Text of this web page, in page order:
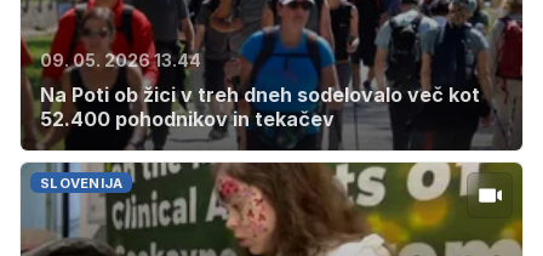
09. 05. 2026 13.44
Na Poti ob žici v treh dneh sodelovalo več kot
52.400 pohodnikov in tekačev
SLOVENIJA